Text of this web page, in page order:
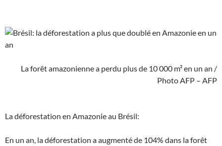
La forêt amazonienne a perdu plus de 10 000 m² en un an /
Photo AFP – AFP
La déforestation en Amazonie au Brésil:
En un an, la déforestation a augmenté de 104% dans la forêt